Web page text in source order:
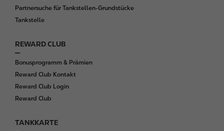
Partnersuche für Tankstellen-Grundstücke
Tankstelle
REWARD CLUB
Bonusprogramm & Prämien
Reward Club Kontakt
Reward Club Login
Reward Club
TANKKARTE